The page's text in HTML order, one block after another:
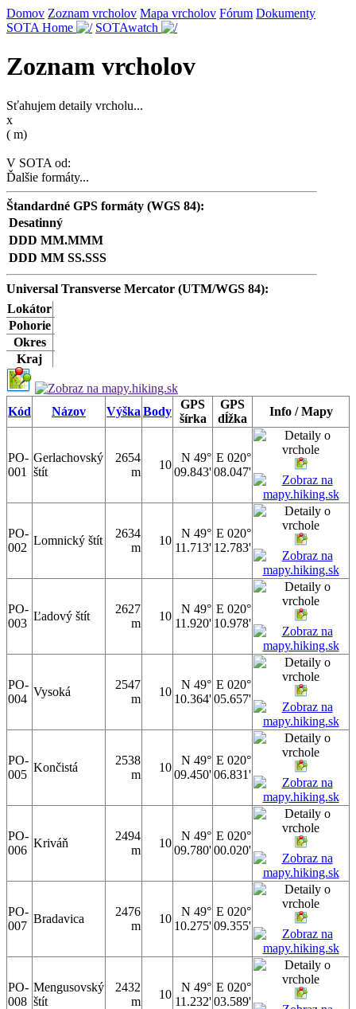
Domov Zoznam vrcholov Mapa vrcholov Fórum Dokumenty
SOTA Home
SOTAwatch
Zoznam vrcholov
Sťahujem detaily vrcholu...
x
( m)
V SOTA od:
Ďalšie formáty...
Štandardné GPS formáty (WGS 84):
Desatinný
DDD MM.MMM
DDD MM SS.SSS
Universal Transverse Mercator (UTM/WGS 84):
Lokátor
Pohorie
Okres
Kraj
Kód Názov Výška Body
GPS
šírka
GPS
dĺžka
Info / Mapy
PO-
001
Gerlachovský
štít
2654
m
10
N 49°
09.843'
E 020°
08.047'
PO-
002
Lomnický štít
2634
m
10
N 49°
11.713'
E 020°
12.783'
PO-
003
Ľadový štít
2627
m
10
N 49°
11.920'
E 020°
10.978'
PO-
004
Vysoká
2547
m
10
N 49°
10.364'
E 020°
05.657'
PO-
005
Končistá
2538
m
10
N 49°
09.450'
E 020°
06.831'
PO-
006
Kriváň
2494
m
10
N 49°
09.780'
E 020°
00.020'
PO-
007
Bradavica
2476
m
10
N 49°
10.275'
E 020°
09.355'
PO-
008
Mengusovský
štít
2432
m
10
N 49°
11.232'
E 020°
03.589'